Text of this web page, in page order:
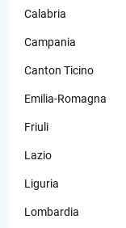
Calabria
Campania
Canton Ticino
Emilia-Romagna
Friuli
Lazio
Liguria
Lombardia